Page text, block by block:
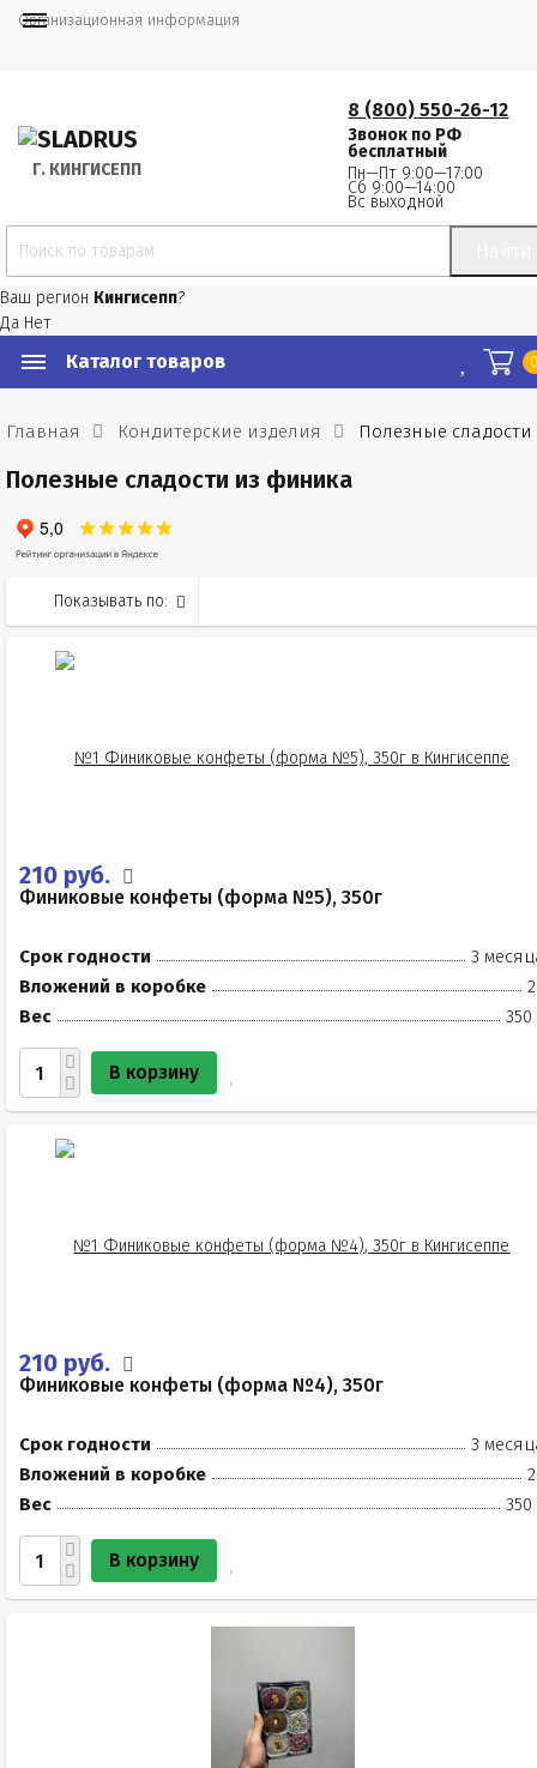
Организационная информация
Г. КИНГИСЕПП
8 (800) 550-26-12
Звонок по РФ
бесплатный
Пн—Пт 9:00—17:00
Сб 9:00—14:00
Вс выходной
Ваш регион Кингисепп?
Да Нет
Каталог товаров
Главная Кондитерские изделия Полезные
Полезные сладости из финика
Показывать по:
210 руб.
Финиковые конфеты (форма №5), 350г
Срок годности
3
Вложений в коробке
Вес
350
В корзину
210 руб.
Финиковые конфеты (форма №4), 350г
Срок годности
3
Вложений в коробке
Вес
350
В корзину